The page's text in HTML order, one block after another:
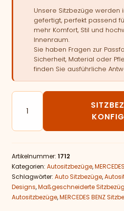
Unsere Sitzbezüge werden
gefertigt, perfekt passend
mehr Komfort, Stil und
Innenraum.
Sie haben Fragen zur
Sicherheit, Material oder
finden Sie ausführliche
Autositzbezüge passend für
Artikelnummer: 1712
Kategorien: Autositzbezüge,
Schlagwörter: Auto Sitzbezüge,
Designs,Maßgeschneiderte
Autositzbezüge,MERCEDES BENZ